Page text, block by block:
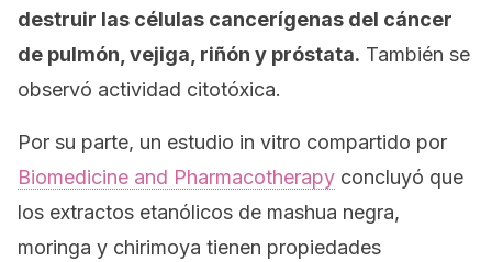
destruir las células cancerígenas del cáncer
de pulmón, vejiga, riñón y próstata. También se
observó actividad citotóxica.
Por su parte, un estudio in vitro compartido por
Biomedicine and Pharmacotherapy concluyó que
los extractos etanólicos de mashua negra,
moringa y chirimoya tienen propiedades